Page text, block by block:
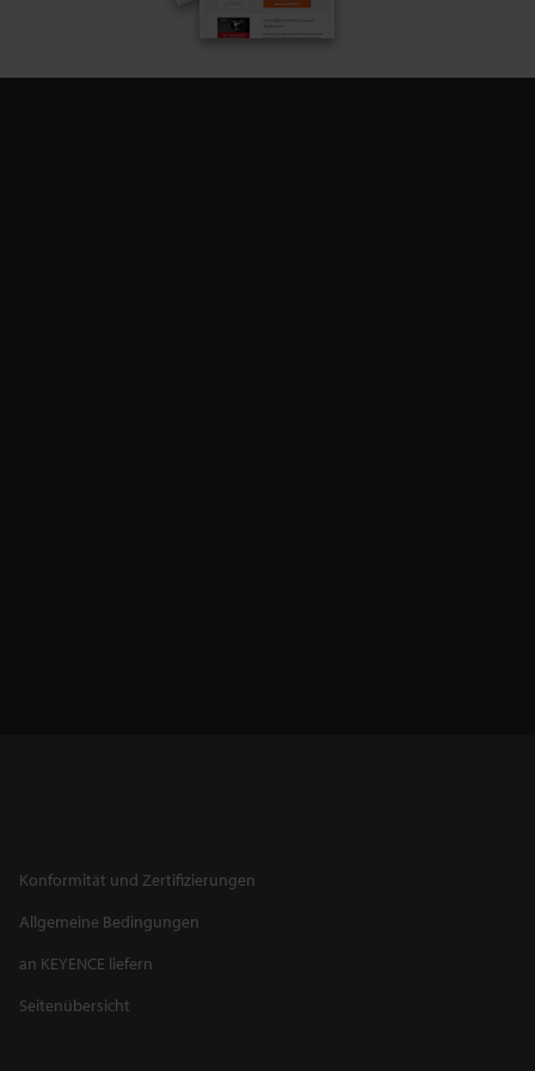
Konformität und Zertifizierungen
Allgemeine Bedingungen
an KEYENCE liefern
Seitenübersicht